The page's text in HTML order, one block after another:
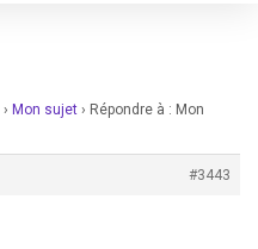
› Mon sujet › Répondre à : Mon
#3443